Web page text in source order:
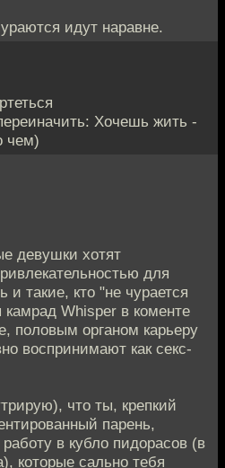
идут наравне.
Хочешь жить -
чем)
девушки хотят
для
и такие, кто "не чурается
Whisper в коменте
половым органом карьеру
воспринимают как секс-
что ты, крепкий
парень,
в кубло пидорасов (в
которые сально тебя